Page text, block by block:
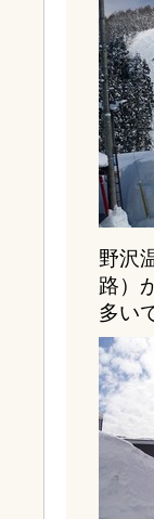
野沢
路）
多い